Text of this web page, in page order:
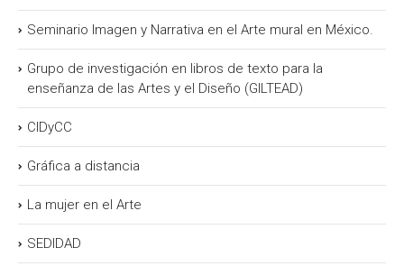
Seminario Imagen y Narrativa en el Arte mural en México.
Grupo de investigación en libros de texto para la
enseñanza de las Artes y el Diseño (GILTEAD)
CIDyCC
Gráfica a distancia
La mujer en el Arte
SEDIDAD